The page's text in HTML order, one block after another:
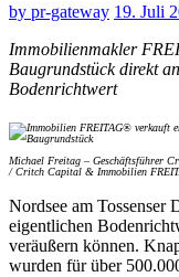
by pr-gateway 19. Juli
Immobilienmakler
Baugrundstück direkt
Bodenrichtwert
Michael Freitag – Geschäftsführer
/ Critch Capital & Immobilien
Nordsee am Tossenser
eigentlichen
veräußern können.
wurden für über